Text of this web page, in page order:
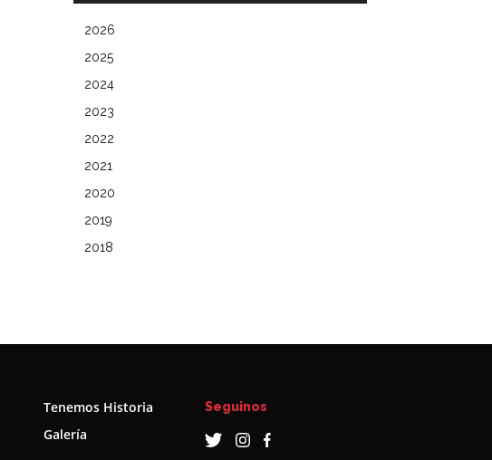
2026
2025
2024
2023
2022
2021
2020
2019
2018
Tenemos Historia
Galería
Seguinos